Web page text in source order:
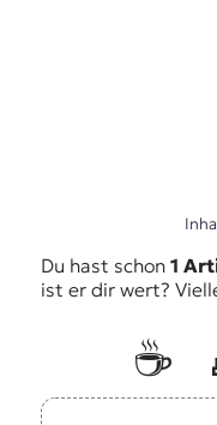
Du hast schon 1
ist er dir wert?
☕️